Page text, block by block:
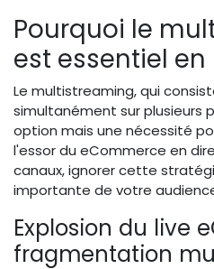
Pourquoi le
est essentiel en
Le multistreaming, qui
simultanément sur plusieurs
option mais une nécessité
l'essor du eCommerce en
canaux, ignorer cette
importante de votre
Explosion du live
fragmentation